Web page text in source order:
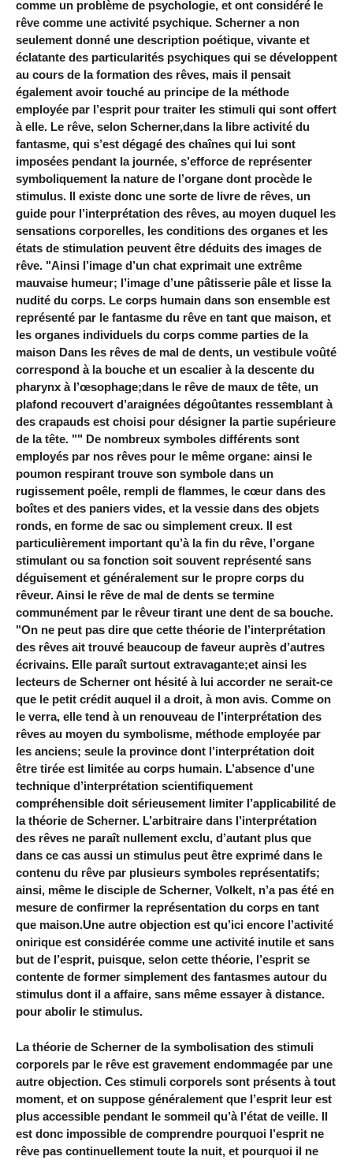
comme un problème de psychologie, et ont considéré le
rêve comme une activité psychique. Scherner a non
seulement donné une description poétique, vivante et
éclatante des particularités psychiques qui se développent
au cours de la formation des rêves, mais il pensait
également avoir touché au principe de la méthode
employée par l’esprit pour traiter les stimuli qui sont offert
à elle. Le rêve, selon Scherner,dans la libre activité du
fantasme, qui s’est dégagé des chaînes qui lui sont
imposées pendant la journée, s’efforce de représenter
symboliquement la nature de l’organe dont procède le
stimulus. Il existe donc une sorte de livre de rêves, un
guide pour l’interprétation des rêves, au moyen duquel les
sensations corporelles, les conditions des organes et les
états de stimulation peuvent être déduits des images de
rêve. "Ainsi l’image d’un chat exprimait une extrême
mauvaise humeur; l’image d’une pâtisserie pâle et lisse la
nudité du corps. Le corps humain dans son ensemble est
représenté par le fantasme du rêve en tant que maison, et
les organes individuels du corps comme parties de la
maison Dans les rêves de mal de dents, un vestibule voûté
correspond à la bouche et un escalier à la descente du
pharynx à l’œsophage;dans le rêve de maux de tête, un
plafond recouvert d’araignées dégoûtantes ressemblant à
des crapauds est choisi pour désigner la partie supérieure
de la tête. "" De nombreux symboles différents sont
employés par nos rêves pour le même organe: ainsi le
poumon respirant trouve son symbole dans un
rugissement poêle, rempli de flammes, le cœur dans des
boîtes et des paniers vides, et la vessie dans des objets
ronds, en forme de sac ou simplement creux. Il est
particulièrement important qu’à la fin du rêve, l’organe
stimulant ou sa fonction soit souvent représenté sans
déguisement et généralement sur le propre corps du
rêveur. Ainsi le rêve de mal de dents se termine
communément par le rêveur tirant une dent de sa bouche.
"On ne peut pas dire que cette théorie de l’interprétation
des rêves ait trouvé beaucoup de faveur auprès d’autres
écrivains. Elle paraît surtout extravagante;et ainsi les
lecteurs de Scherner ont hésité à lui accorder ne serait-ce
que le petit crédit auquel il a droit, à mon avis. Comme on
le verra, elle tend à un renouveau de l’interprétation des
rêves au moyen du symbolisme, méthode employée par
les anciens; seule la province dont l’interprétation doit
être tirée est limitée au corps humain. L’absence d’une
technique d’interprétation scientifiquement
compréhensible doit sérieusement limiter l’applicabilité de
la théorie de Scherner. L’arbitraire dans l’interprétation
des rêves ne paraît nullement exclu, d’autant plus que
dans ce cas aussi un stimulus peut être exprimé dans le
contenu du rêve par plusieurs symboles représentatifs;
ainsi, même le disciple de Scherner, Volkelt, n’a pas été en
mesure de confirmer la représentation du corps en tant
que maison.Une autre objection est qu’ici encore l’activité
onirique est considérée comme une activité inutile et sans
but de l’esprit, puisque, selon cette théorie, l’esprit se
contente de former simplement des fantasmes autour du
stimulus dont il a affaire, sans même essayer à distance.
pour abolir le stimulus.
La théorie de Scherner de la symbolisation des stimuli
corporels par le rêve est gravement endommagée par une
autre objection. Ces stimuli corporels sont présents à tout
moment, et on suppose généralement que l’esprit leur est
plus accessible pendant le sommeil qu’à l’état de veille. Il
est donc impossible de comprendre pourquoi l’esprit ne
rêve pas continuellement toute la nuit, et pourquoi il ne